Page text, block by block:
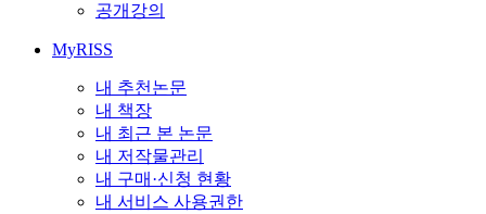
공개강의
MyRISS
내 추천논문
내 책장
내 최근 본 논문
내 저작물관리
내 구매·신청 현황
내 서비스 사용권한